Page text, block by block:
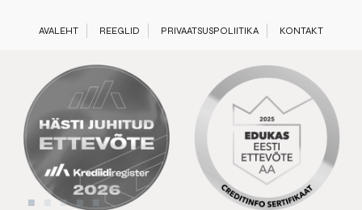
AVALEHT REEGLID PRIVAATSUSPOLIITIKA KONTAKT